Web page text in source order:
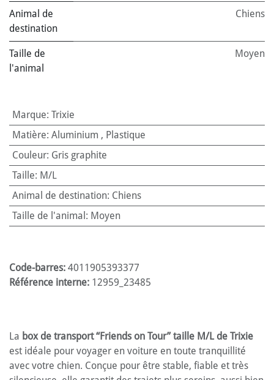
Animal de
destination
Chiens
Taille de
l'animal
Moyen
Marque: Trixie
Matière: Aluminium , Plastique
Couleur: Gris graphite
Taille: M/L
Animal de destination: Chiens
Taille de l'animal : Moyen
Code-barres: 4011905393377
Référence interne: 12959_23485
La box de transport “Friends on Tour” taille M/L de Trixie
est idéale pour voyager en voiture en toute tranquillité
avec votre chien. Conçue pour être stable, fiable et très